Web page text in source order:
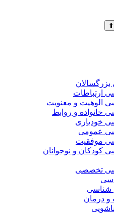
⬆
ارتباطات
الوهیت و معنویت
خانواده و روابط
خودیاری
عمومی
موفقیت
کودکان و نوجوانان
تخصصی
شناسی
و درمان